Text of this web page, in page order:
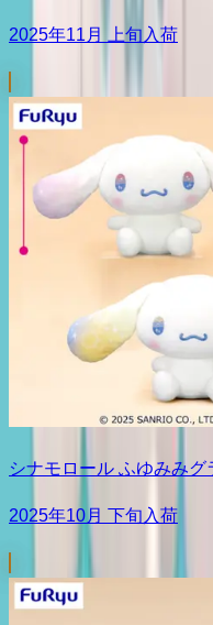
2025年11月 上旬入荷
シナモロール ふゆみみ
2025年10月 下旬入荷